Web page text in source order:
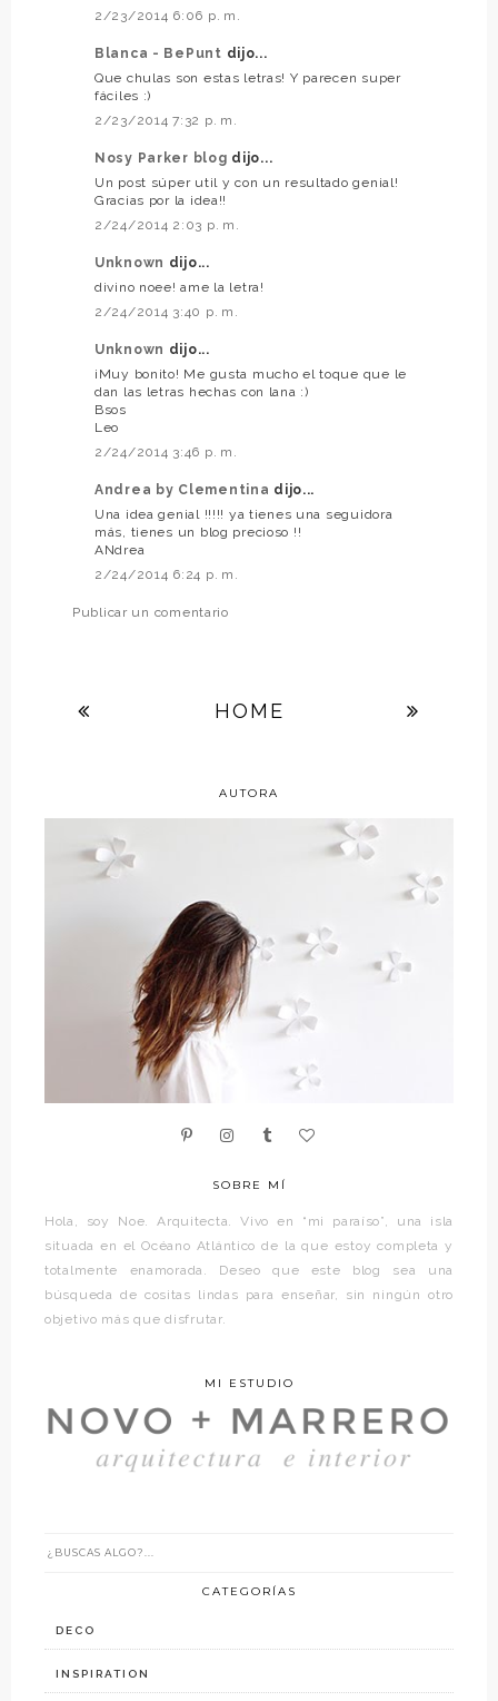
2/23/2014 6:06 p. m.
Blanca - BePunt dijo...
Que chulas son estas letras! Y parecen super
fáciles :)
2/23/2014 7:32 p. m.
Nosy Parker blog dijo...
Un post súper util y con un resultado genial!
Gracias por la idea!!
2/24/2014 2:03 p. m.
Unknown dijo...
divino noee! ame la letra!
2/24/2014 3:40 p. m.
Unknown dijo...
¡Muy bonito! Me gusta mucho el toque que le
dan las letras hechas con lana :)
Bsos
Leo
2/24/2014 3:46 p. m.
Andrea by Clementina dijo...
Una idea genial !!!!! ya tienes una seguidora
más, tienes un blog precioso !!
ANdrea
2/24/2014 6:24 p. m.
Publicar un comentario
HOME
AUTORA
SOBRE MÍ
Hola, soy Noe. Arquitecta. Vivo en “mi paraíso”, una isla
situada en el Océano Atlántico de la que estoy completa y
totalmente enamorada. Deseo que este blog sea una
búsqueda de cositas lindas para enseñar, sin ningún otro
objetivo más que disfrutar.
MI ESTUDIO
CATEGORÍAS
DECO
INSPIRATION